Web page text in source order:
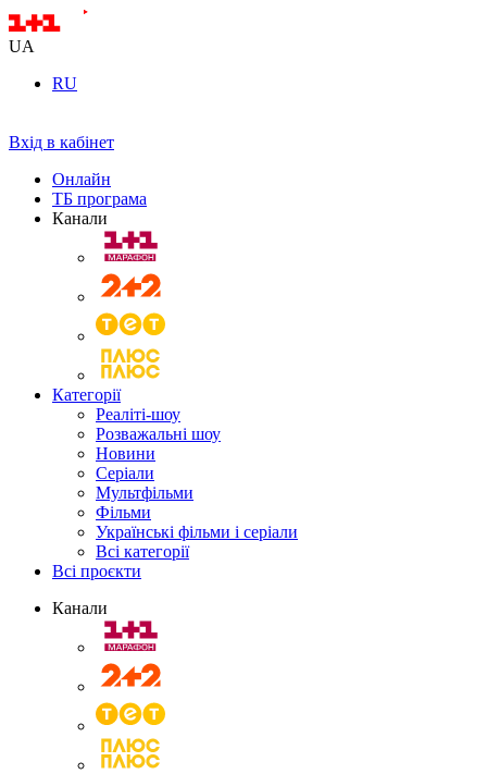
UA
RU
Вхід в кабінет
Онлайн
ТБ програма
Канали
Категорії
Реаліті-шоу
Розважальні шоу
Новини
Серіали
Мультфільми
Фільми
Українські фільми і серіали
Всі категорії
Всі проєкти
Канали